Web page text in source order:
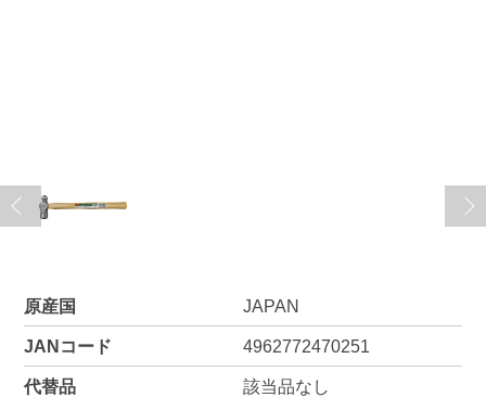
原産国 JAPAN
JANコード 4962772470251
代替品 該当品なし